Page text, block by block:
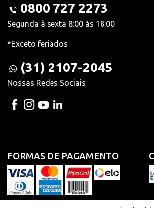
0800 727 2273
Segunda à sexta 8:00 às 18:00
*Exceto feriados
(31) 2107-2045
Nossas Redes Sociais
FORMAS DE PAGAMENTO